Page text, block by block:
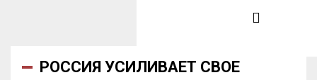
РОССИЯ УСИЛИВАЕТ СВОЕ